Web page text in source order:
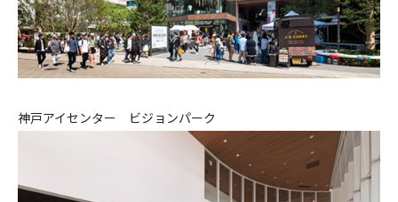
神戸アイセンター ビジョンパーク